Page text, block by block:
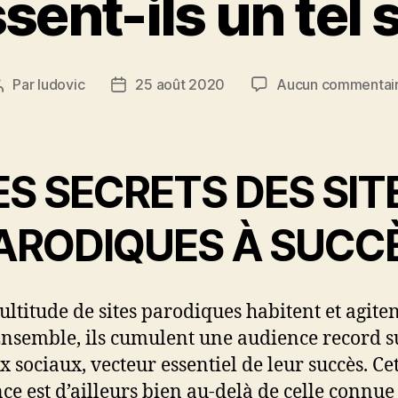
ils un tel
Par ludovic
Date25 août 2020 Aucun
SECRETS DES
À
de sites parodiques habitent et
ils cumulent une audience record
sociaux, vecteur essentiel de leur succès.
est d’ailleurs bien au-delà de celle